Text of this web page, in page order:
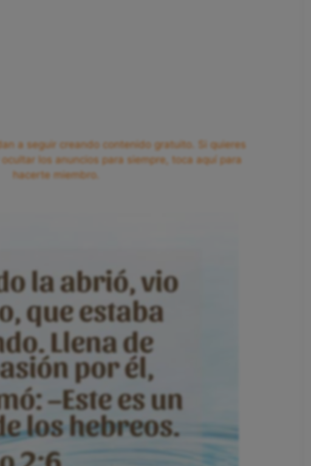
a seguir creando contenido gratuito. Si quieres
los anuncios para siempre, toca aquí para
hacerte miembro.